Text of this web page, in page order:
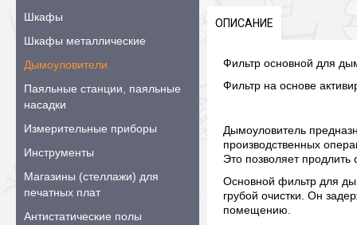
Шкафы
Шкафы металлические
Дымоуловители
Паяльные станции, паяльные
насадки
Измерительные приборы
Инструменты
Магазины (стеллажи) для
печатных плат
Антистатические полы
ОПИСАНИЕ
Фильтр основной для
Фильтр на основе
Дымоуловитель
производственных
Это позволяет продлить
Основной фильтр для
грубой очистки. Он
помещению.